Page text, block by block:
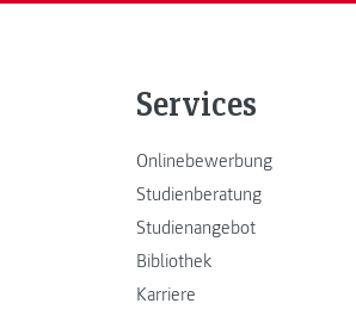
Services
Onlinebewerbung
Studienberatung
Studienangebot
Bibliothek
Karriere